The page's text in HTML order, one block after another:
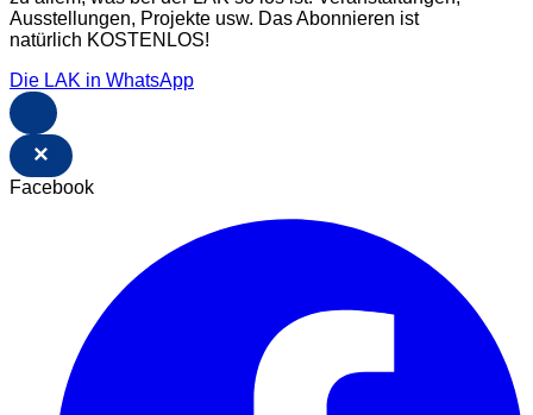
Ausstellungen, Projekte usw. Das Abonnieren ist
natürlich KOSTENLOS!
Die LAK in WhatsApp
×
Facebook